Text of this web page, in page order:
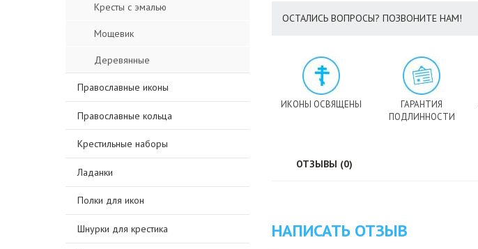
Кресты с эмалью
Мощевик
Деревянные
Православные иконы
Православные кольца
Крестильные наборы
Ладанки
Полки для икон
Шнурки для крестика
ОСТАЛИСЬ ВОПРОСЫ? ПОЗВОНИТЕ НАМ!
ИКОНЫ ОСВЯЩЕНЫ
ГАРАНТИЯ
ПОДЛИННОСТИ
ОТЗЫВЫ (0)
НАПИСАТЬ ОТЗЫВ